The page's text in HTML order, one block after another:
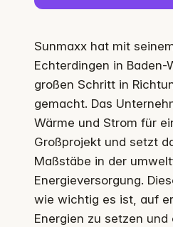
Sunmaxx hat mit
Echterdingen in Baden-
großen Schritt in
gemacht. Das
Wärme und Strom für
Großprojekt und setzt
Maßstäbe in der
Energieversorgung.
wie wichtig es ist, auf
Energien zu setzen und